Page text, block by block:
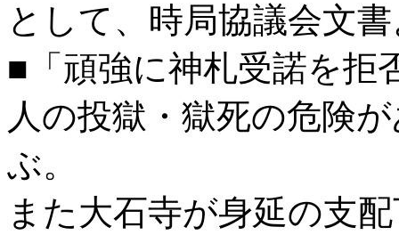
として、時局協議会文
■「頑強に神札受諾を拒
人の投獄・獄死の危険
ぶ。
また大石寺が身延の支